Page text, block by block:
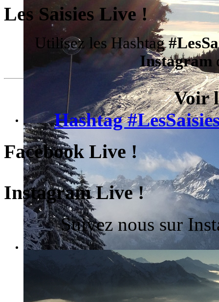
Les Saisies Live !
Utilisez les Hashtag
Instagram
Voir
Hashtag
Facebook Live !
Instagram Live !
Suivez nous sur